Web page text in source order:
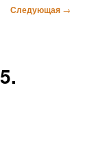
Следующая →